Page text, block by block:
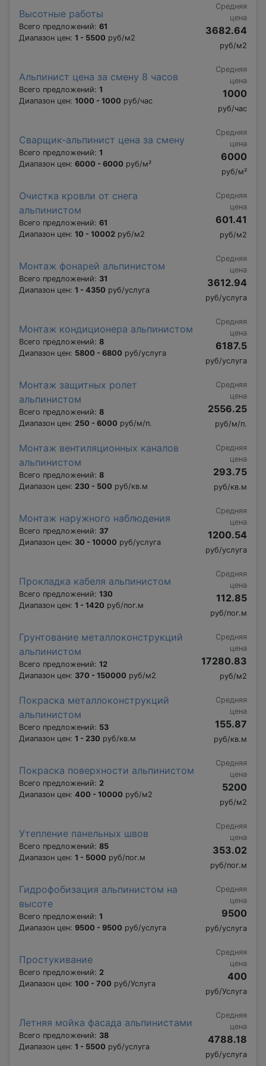
Высотные работы
Всего предложений: 61
Диапазон цен: 1 - 5500 руб/м2
Средняя
цена
3682.64
руб/м2
Альпинист цена за смену 8 часов
Всего предложений: 1
Диапазон цен: 1000 - 1000 руб/час
Средняя
цена
1000
руб/час
Сварщик-альпинист цена за смену
Всего предложений: 1
Диапазон цен: 6000 - 6000 руб/м²
Средняя
цена
6000
руб/м²
Очистка кровли от снега
альпинистом
Всего предложений: 61
Диапазон цен: 10 - 10002 руб/м2
Средняя
цена
601.41
руб/м2
Монтаж фонарей альпинистом
Всего предложений: 31
Диапазон цен: 1 - 4350 руб/услуга
Средняя
цена
3612.94
руб/услуга
Монтаж кондиционера альпинистом
Всего предложений: 8
Диапазон цен: 5800 - 6800 руб/услуга
Средняя
цена
6187.5
руб/услуга
Монтаж защитных ролет
альпинистом
Всего предложений: 8
Диапазон цен: 250 - 6000 руб/м/п.
Средняя
цена
2556.25
руб/м/п.
Монтаж вентиляционных каналов
альпинистом
Всего предложений: 8
Диапазон цен: 230 - 500 руб/кв.м
Средняя
цена
293.75
руб/кв.м
Монтаж наружного наблюдения
Всего предложений: 37
Диапазон цен: 30 - 10000 руб/услуга
Средняя
цена
1200.54
руб/услуга
Прокладка кабеля альпинистом
Всего предложений: 130
Диапазон цен: 1 - 1420 руб/пог.м
Средняя
цена
112.85
руб/пог.м
Грунтование металлоконструкций
альпинистом
Всего предложений: 12
Диапазон цен: 370 - 150000 руб/м2
Средняя
цена
17280.83
руб/м2
Покраска металлоконструкций
альпинистом
Всего предложений: 53
Диапазон цен: 1 - 230 руб/кв.м
Средняя
цена
155.87
руб/кв.м
Покраска поверхности альпинистом
Всего предложений: 2
Диапазон цен: 400 - 10000 руб/м2
Средняя
цена
5200
руб/м2
Утепление панельных швов
Всего предложений: 85
Диапазон цен: 1 - 5000 руб/пог.м
Средняя
цена
353.02
руб/пог.м
Гидрофобизация альпинистом на
высоте
Всего предложений: 1
Диапазон цен: 9500 - 9500 руб/услуга
Средняя
цена
9500
руб/услуга
Простукивание
Всего предложений: 2
Диапазон цен: 100 - 700 руб/Услуга
Средняя
цена
400
руб/Услуга
Летняя мойка фасада альпинистами
Всего предложений: 38
Диапазон цен: 1 - 5500 руб/услуга
Средняя
цена
4788.18
руб/услуга